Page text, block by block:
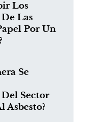
Los
Las
Por Un
Se
Sector
Asbesto?